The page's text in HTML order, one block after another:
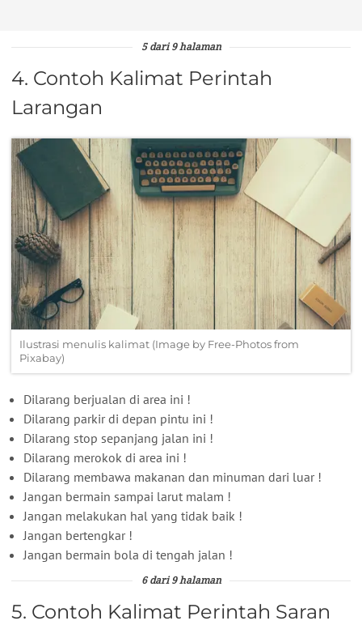
5 dari 9 halaman
4. Contoh Kalimat Perintah
Larangan
Ilustrasi menulis kalimat (Image by Free-Photos from
Pixabay)
Dilarang berjualan di area ini !
Dilarang parkir di depan pintu ini !
Dilarang stop sepanjang jalan ini !
Dilarang merokok di area ini !
Dilarang membawa makanan dan minuman dari luar !
Jangan bermain sampai larut malam !
Jangan melakukan hal yang tidak baik !
Jangan bertengkar !
Jangan bermain bola di tengah jalan !
6 dari 9 halaman
5. Contoh Kalimat Perintah Saran